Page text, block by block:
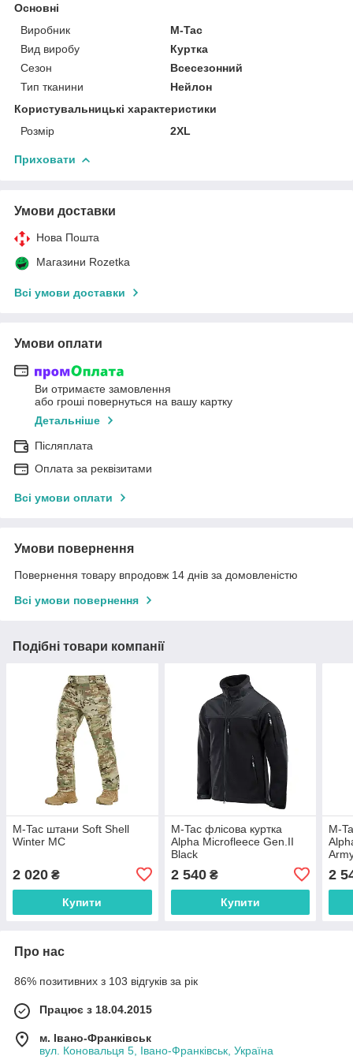
Основні
Виробник
M-Tac
Вид виробу
Куртка
Сезон
Всесезонний
Тип тканини
Нейлон
Користувальницькі характеристики
Розмір
2XL
Приховати
Умови доставки
Нова Пошта
Магазини Rozetka
Всі умови доставки
Умови оплати
Ви отримаєте замовлення
або гроші повернуться на вашу картку
Детальніше
Післяплата
Оплата за реквізитами
Всі умови оплати
Умови повернення
Повернення товару впродовж 14 днів за домовленістю
Всі умови повернення
Подібні товари компанії
M-Tac штани Soft Shell
Winter MC
2 020 ₴
Купити
M-Tac флісова куртка
Alpha Microfleece Gen.II
Black
2 540₴
Купити
M-
2
Про нас
86% позитивних з 103 відгуків за рік
Працює з 18.04.2015
м. Івано-Франківськ
вул. Коновальця 5, Івано-Франківськ, Україна